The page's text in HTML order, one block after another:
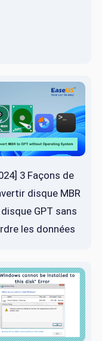
3 Façons de
disque MBR
GPT sans
les données